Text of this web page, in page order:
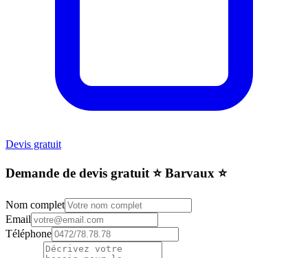
Devis gratuit
Demande de devis gratuit ⭐️ Barvaux ⭐️
Nom complet
Email
Téléphone